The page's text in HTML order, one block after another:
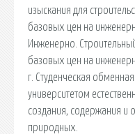
изыскания для
базовых цен на
Инженерно.
базовых цен на
г. Студенческая
университетом
создания, содержания и
природных.